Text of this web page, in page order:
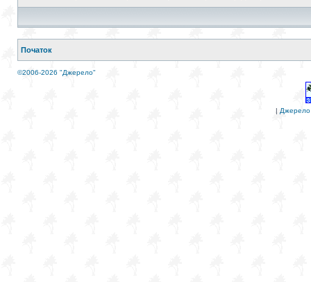
Початок
©2006-2026 "Джерело"
| Джерело